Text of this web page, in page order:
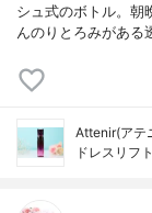
シュ式のボトル。朝
んのりとろみがある
Attenir(アテ
ドレスリフ